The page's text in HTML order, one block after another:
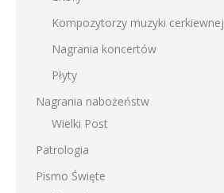
Kompozytorzy muzyki cerkiewnej
Nagrania koncertów
Płyty
Nagrania nabożeństw
Wielki Post
Patrologia
Pismo Święte